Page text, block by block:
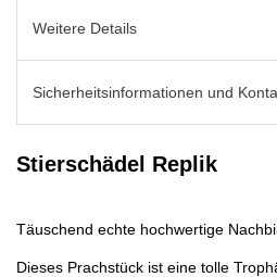
Weitere Details
Sicherheitsinformationen und
Stierschädel Replik
Täuschend echte hochwertige
Dieses Prachstück ist eine tolle